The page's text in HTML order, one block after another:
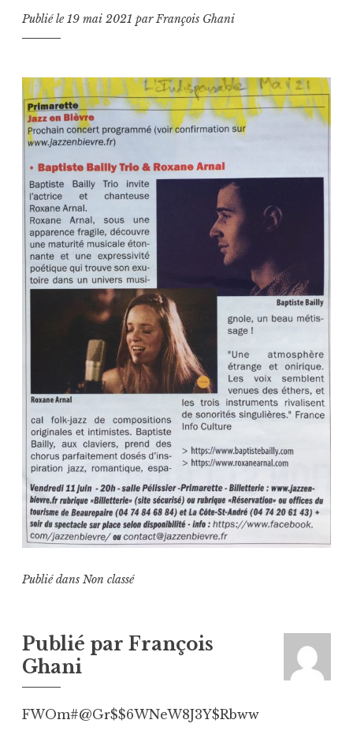
Publié le19 mai 2021 parFrançois Ghani
Publié dans Non classé
Publié par François
Ghani
FWOm#@Gr$$6WNeW8J3Y$Rbww